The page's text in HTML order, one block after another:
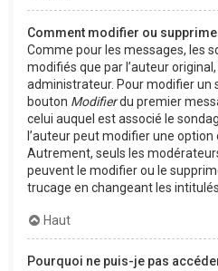
Comment modifier ou
Comme pour les messages, les
modifiés que par l’auteur
administrateur. Pour modifier un
bouton Modifierdu premier
celui auquel est associé le
l’auteur peut modifier une option
Autrement, seuls les
peuvent le modifier ou le
trucage en changeant les
Haut
Pourquoi ne puis-je pas